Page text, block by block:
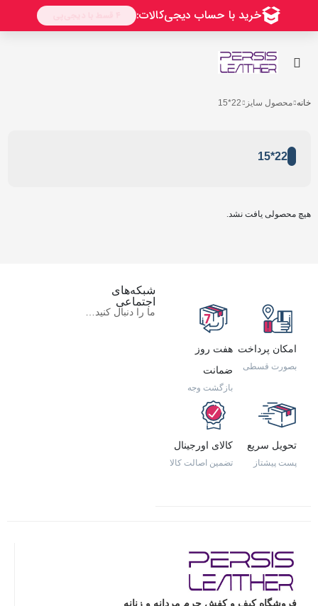
خانه محصول سایز 22*15
22*15
هیچ محصولی یافت نشد.
امکان پرداخت
بصورت قسطی
هفت روز
ضمانت
بازگشت وجه
تحویل سریع
پست پیشتاز
کالای اورجینال
تضمین اصالت کالا
شبکه‌های
اجتماعی
ما را دنبال کنید…
فروشگاه کیف و کفش چرم مردانه و زنانه